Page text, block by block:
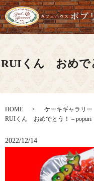
RUIくん おめで
HOME
ケーキギャラリー
RUIくん おめでとう！ – popuri
2022/12/14